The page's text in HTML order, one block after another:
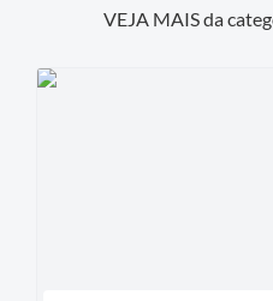
VEJA MAIS da